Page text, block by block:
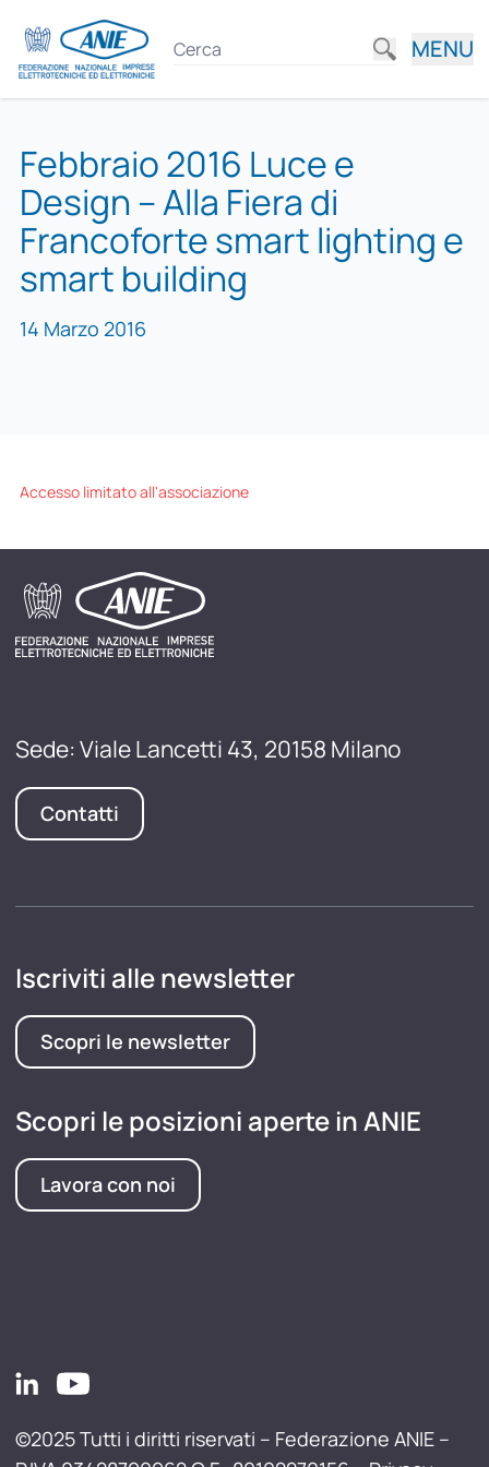
MENU
Febbraio 2016 Luce e
Design – Alla Fiera di
Francoforte smart lighting e
smart building
14 Marzo 2016
Accesso limitato all'associazione
Sede: Viale Lancetti 43, 20158 Milano
Contatti
Iscriviti alle newsletter
Scopri le newsletter
Scopri le posizioni aperte in ANIE
Lavora con noi
©2025 Tutti i diritti riservati – Federazione ANIE –